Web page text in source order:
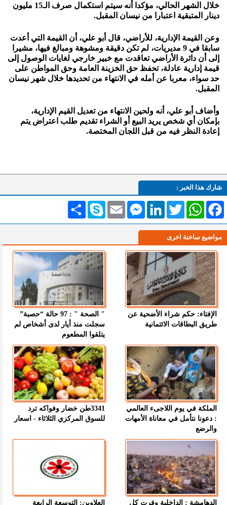
خلال الشهر الحالي، مؤكدا أنه سيتم استكمال صرف الـ15 مليون
دينار المتبقية اعتبارا من نيسان المقبل.
وعن القيمة الإدارية، للأراضي، قال أبو علي، أن القيمة التي أعدت
سابقا في 9 مديريات، لم تكن دقيقة ومشوهة ومبالغ فيها، مشيرا
إلى أن دائرة الأراضي تعاقدت مع خبير خارجي لغايات الوصول إلى
قيمة إدارية عادلة، تحفظ حق الخزينة العامة وحق المواطن على
حد سواء، معربا عن أمله في الانتهاء من تحديدها خلال شهر نيسان
المقبل.
وأضاف أبو علي، أنه ولحين الانتهاء من تعديل القيم الإدارية،
بإمكان أي شخص يريد البيع أو الشراء تقديم طلب اعتراض يتم
إعادة النظر فيه من قبل اللجان المختصة.
شارك هذا الخبر :
انشر Skype Email
MessengerLinkedInTwitterWhatsAppFacebook
مواضيع ساخنة اخرى
الإفتاء: حكم شراء الأضحية عن
طريق البطاقات الائتمانية
" الصحة " : 97 حالة “حصبة”
سجلت منذ أيار لدى أشخاص لم
يتلقوا المطعوم
الملكة في يوم اللاجىء العالمي
: دعونا نتأمل في معاناة الأمهات
والرضع
3341طن خضار وفواكه ترد
للسوق المركزي الثلاثاء - اسعار
الدهامشة : الداخلية وفرت كل العلاوين: التوسعة الرابعة